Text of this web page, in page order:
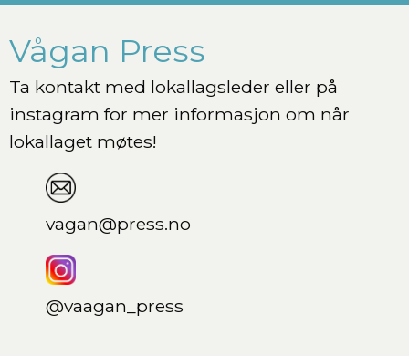
Vågan Press
Ta kontakt med lokallagsleder eller på
instagram for mer informasjon om når
lokallaget møtes!
vagan@press.no
@vaagan_press